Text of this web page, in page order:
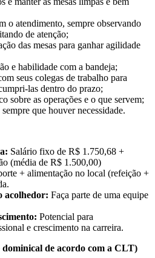
o atendimento, sempre observando
de atenção;
das mesas para ganhar agilidade
e habilidade com a bandeja;
seus colegas de trabalho para
las dentro do prazo;
sobre as operações e o que servem;
que houver necessidade.
Salário fixo de R$ 1.750,68 +
(média de R$ 1.500,00)
+ alimentação no local (refeição +
acolhedor: Faça parte de uma equipe
Potencial para
e crescimento na carreira.
dominical de acordo com a CLT)